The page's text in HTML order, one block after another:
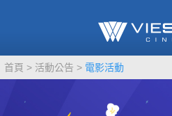
首頁 活動公告 電影活動